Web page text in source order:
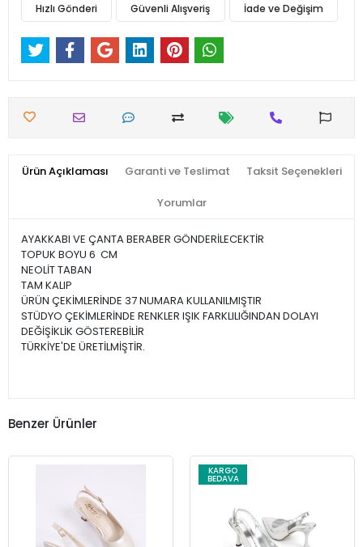
Hızlı Gönderi Güvenli Alışveriş İade ve Değişim
Ürün Açıklaması Garanti ve Teslimat Taksit Seçenekleri
Yorumlar
AYAKKABI VE ÇANTA BERABER GÖNDERİLECEKTİR
TOPUK BOYU 6 CM
NEOLİT TABAN
TAM KALIP
ÜRÜN ÇEKİMLERİNDE 37 NUMARA KULLANILMIŞTIR
STÜDYO ÇEKİMLERİNDE RENKLER IŞIK FARKLILIĞINDAN DOLAYI
DEĞİŞİKLİK GÖSTEREBİLİR
TÜRKİYE'DE ÜRETİLMİŞTİR.
Benzer Ürünler
KARGO
BEDAVA